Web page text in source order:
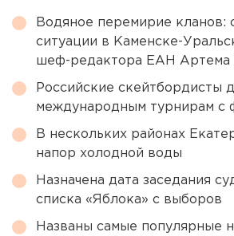
Водяное перемирие кланов:
ситуации в Каменске-
шеф-редактора ЕАН Артема
Российские скейтбордисты
международным турнирам с
В нескольких районах
напор холодной воды
Назначена дата заседания
списка «Яблока» с выборов
Названы самые популярные